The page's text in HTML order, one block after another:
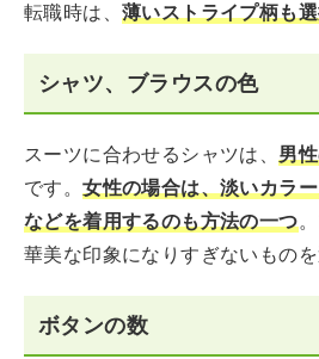
転職時は、 薄いストライプ柄も
シャツ、ブラウスの色
スーツに合わせるシャツは、男
です。女性の場合は、淡いカラ
などを着用するのも方法の一つ
華美な印象になりすぎないものを
ボタンの数